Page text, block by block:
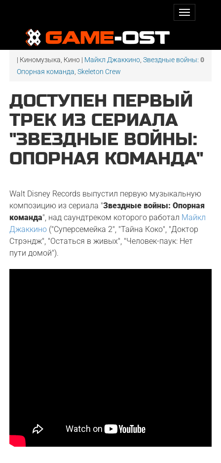
0
| Киномузыка, Кино | Майкл Джаккино ,Звездные войны:
Опорная команда ,Skeleton Crew
ДОСТУПЕН ПЕРВЫЙ
ТРЕК ИЗ СЕРИАЛА
"ЗВЕЗДНЫЕ ВОЙНЫ:
ОПОРНАЯ КОМАНДА"
Walt Disney Records выпустил первую музыкальную
композицию из сериала "Звездные войны: Опорная
команда", над саундтреком которого работал Майкл
Джаккино ("Суперсемейка 2", "Тайна Коко", "Доктор
Стрэндж", "Остаться в живых", "Человек-паук: Нет
пути домой").